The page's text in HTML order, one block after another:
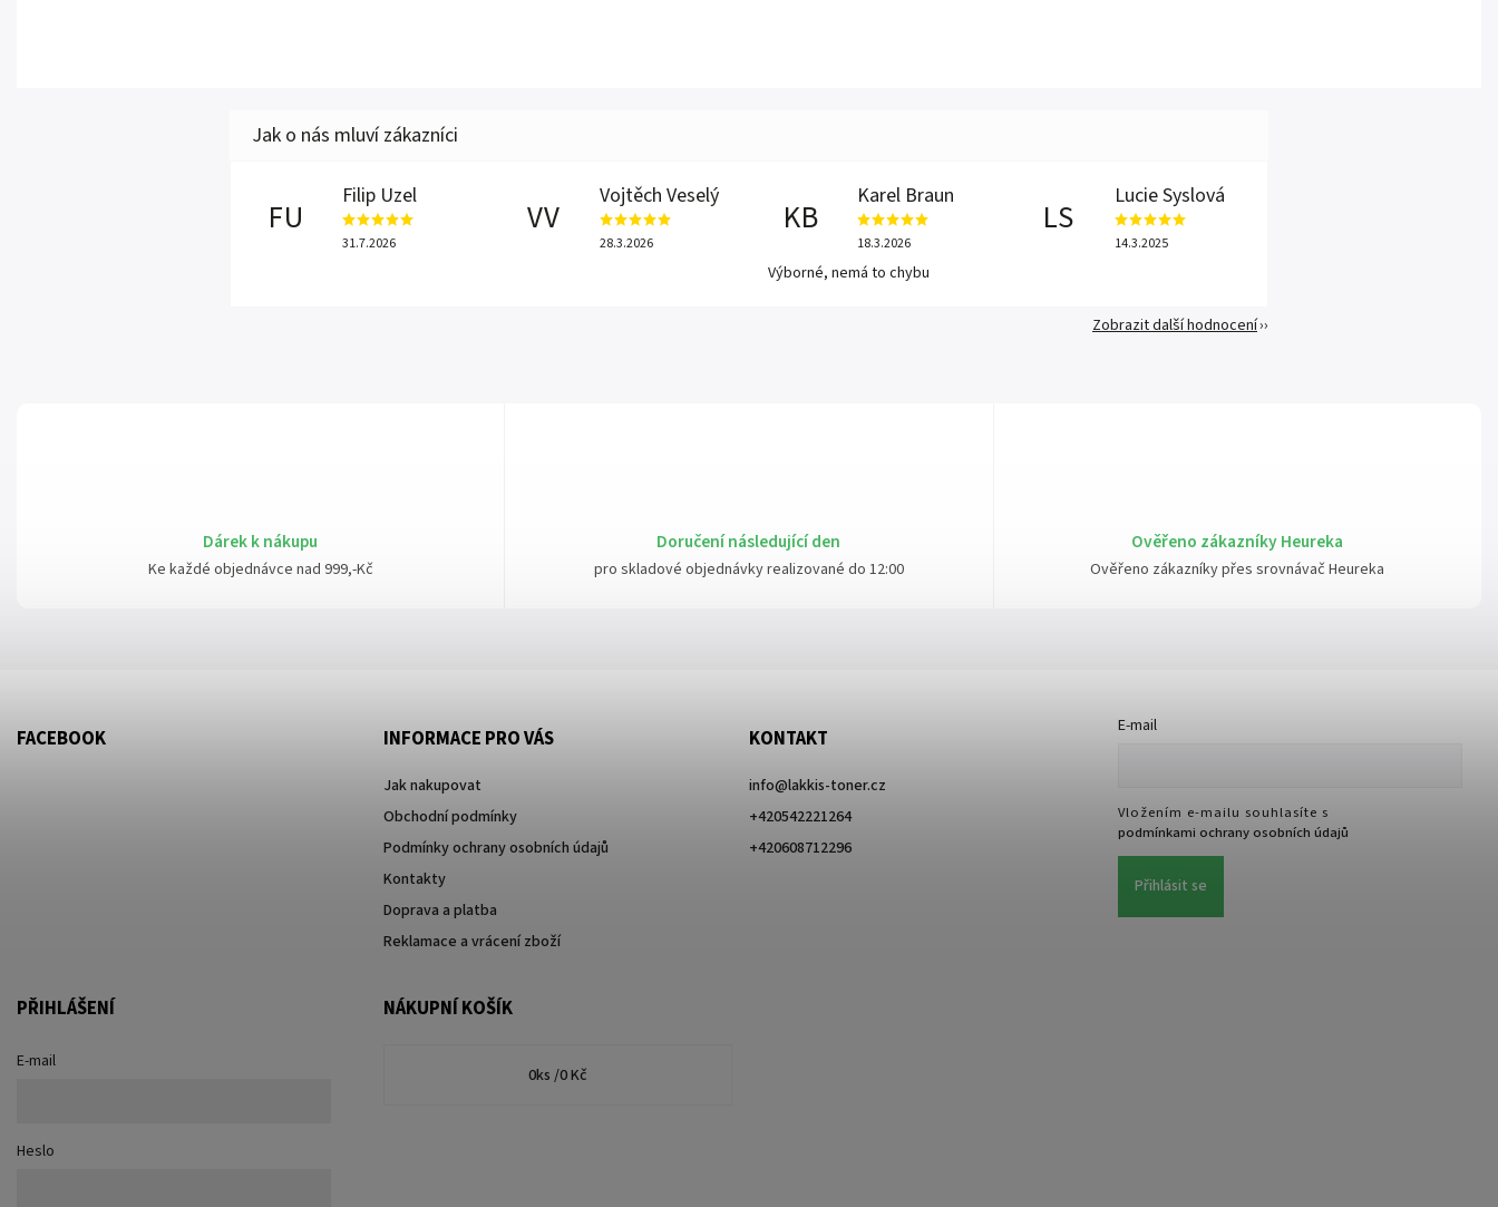
Dárek k nákupu
Ke každé objednávce nad 999,-Kč
Doručení následující den
pro skladové objednávky realizované do 12:00
Ověřeno zákazníky Heureka
Ověřeno zákazníky přes srovnávač Heureka
FU
Filip Uzel
31.7.2026
VV
Vojtěch Veselý
28.3.2026
KB
Karel Braun
18.3.2026
Výborné, nemá to chybu
LS
Lucie Syslová
14.3.2025
Zobrazit další hodnocení
FACEBOOK INFORMACE PRO VÁS
Jak nakupovat
Obchodní podmínky
Podmínky ochrany osobních údajů
Kontakty
Doprava a platba
Reklamace a vrácení zboží
KONTAKT
info@lakkis-toner.cz
+420542221264
+420608712296
E-mail
Vložením e-mailu souhlasíte s
podmínkami ochrany osobních údajů
Přihlásit se
PŘIHLÁŠENÍ
E-mail
Heslo
NÁKUPNÍ KOŠÍK
0ks /0 Kč